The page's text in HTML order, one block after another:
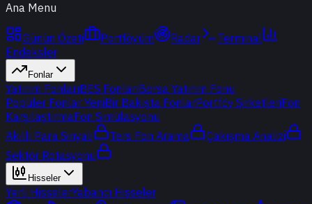
Ana Menu
Günün Özeti Portföyüm Radar
Terminal
Endeksler
Fonlar
Yatırım FonlarıBES FonlarıBorsa Yatırım Fonu
Popüler Fonlar YeniBir Bakışta FonlarPortföy ŞirketleriFon
KarşılaştırmaFon Simülasyonu
Akıllı Para Sinyali
Ters Fon Arama
Çakışma Analizi
Sektör Rotasyonu
Hisseler
Yerli HisselerYabancı Hisseler